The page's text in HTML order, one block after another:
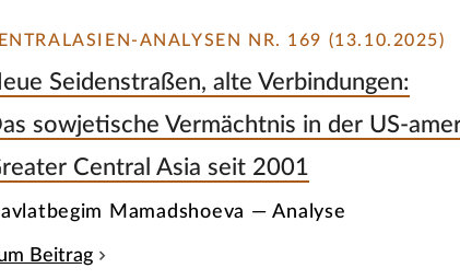
ANALYSEN NR. 169 (13.10.2025)
Seidenstraßen, alte Verbindungen:
sowjetische Vermächtnis in der US-
Central Asia seit 2001
Mamadshoeva — Analyse
Beitrag